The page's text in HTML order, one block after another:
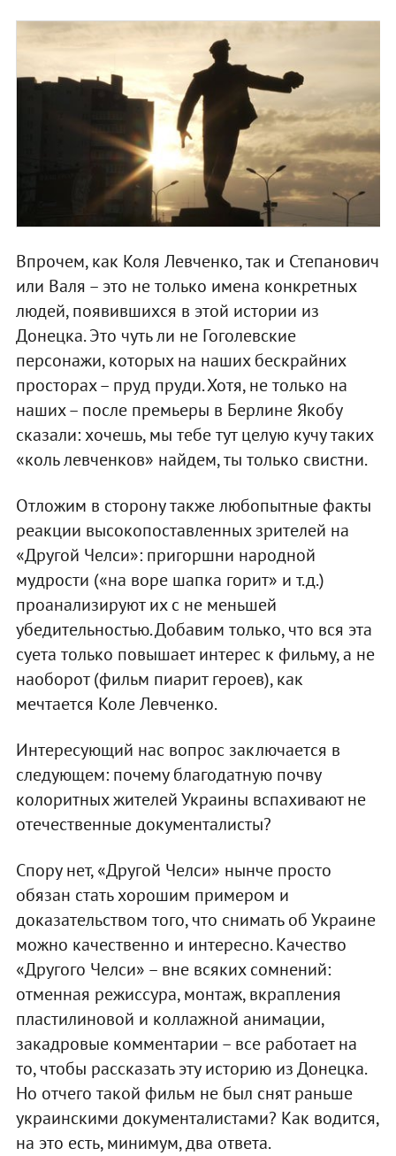
Впрочем, как Коля Левченко, так и Степанович
или Валя – это не только имена конкретных
людей, появившихся в этой истории из
Донецка. Это чуть ли не Гоголевские
персонажи, которых на наших бескрайних
просторах – пруд пруди. Хотя, не только на
наших – после премьеры в Берлине Якобу
сказали: хочешь, мы тебе тут целую кучу таких
«коль левченков» найдем, ты только свистни.
Отложим в сторону также любопытные факты
реакции высокопоставленных зрителей на
«Другой Челси»: пригоршни народной
мудрости («на воре шапка горит» и т.д.)
проанализируют их с не меньшей
убедительностью. Добавим только, что вся эта
суета только повышает интерес к фильму, а не
наоборот (фильм пиарит героев), как
мечтается Коле Левченко.
Интересующий нас вопрос заключается в
следующем: почему благодатную почву
колоритных жителей Украины вспахивают не
отечественные документалисты?
Спору нет, «Другой Челси» нынче просто
обязан стать хорошим примером и
доказательством того, что снимать об Украине
можно качественно и интересно. Качество
«Другого Челси» – вне всяких сомнений:
отменная режиссура, монтаж, вкрапления
пластилиновой и коллажной анимации,
закадровые комментарии – все работает на
то, чтобы рассказать эту историю из Донецка.
Но отчего такой фильм не был снят раньше
украинскими документалистами? Как водится,
на это есть, минимум, два ответа.